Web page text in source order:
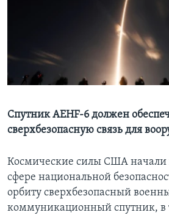
СОЦИАЛЬНЫЕ СЕТИ
Языки
Спутник AEHF-6 должен
сверхбезопасную связь для
Космические силы США
сфере национальной
орбиту сверхбезопасный
коммуникационный спутник, в